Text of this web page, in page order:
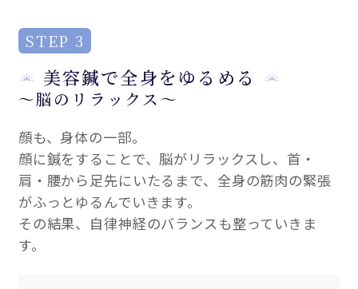
STEP 3
美容鍼で全身をゆるめる
～脳のリラックス～
顔も、身体の一部。
顔に鍼をすることで、脳がリラックスし、首・
肩・腰から足先にいたるまで、全身の筋肉の緊張
がふっとゆるんでいきます。
その結果、自律神経のバランスも整っていきま
す。